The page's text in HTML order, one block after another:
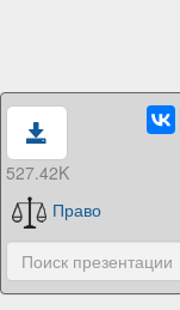
527.42K
Право